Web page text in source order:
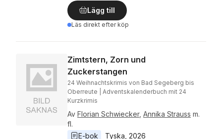
Lägg till
Läs direkt efter köp
Zimtstern, Zorn und
Zuckerstangen
24 Weihnachtskrimis von Bad Segeberg bis
Oberreute | Adventskalenderbuch mit 24
Kurzkrimis
Av Florian Schwiecker, Annika Strauss m.
fl.
E-bok
Tyska 2026